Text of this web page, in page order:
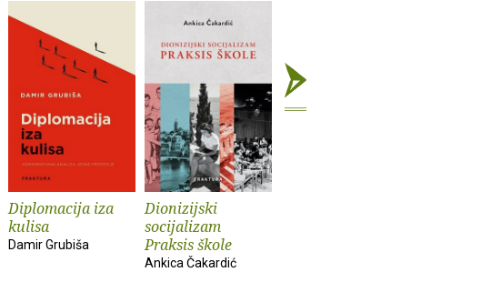
Diplomacija iza
kulisa
Damir Grubiša
Dionizijski
socijalizam
Praksis škole
Ankica Čakardić